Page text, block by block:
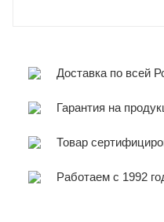
Доставка по всей
Гарантия на
Товар
Работаем с 1992